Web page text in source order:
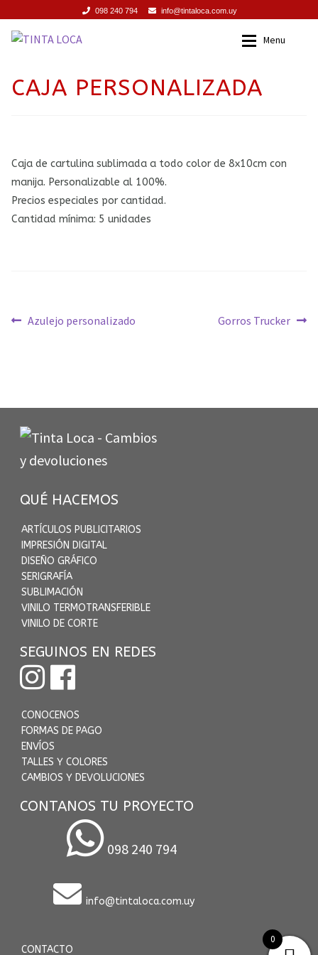
098 240 794 info@tintaloca.com.uy
Ir
navegación
Ir
Menu
INICIO
PRODUCTOS
TIENDA
CAJA PERSONALIZADA
Caja de cartulina sublimada a todo color de 8x10cm con
manija. Personalizable al 100%.
Precios especiales por cantidad.
Cantidad mínima: 5 unidades
Navegación
Anterior:
Azulejo personalizado Siguiente:
Gorros Trucker
QUÉ HACEMOS
ARTÍCULOS PUBLICITARIOS
IMPRESIÓN DIGITAL
DISEÑO GRÁFICO
SERIGRAFÍA
SUBLIMACIÓN
VINILO TERMOTRANSFERIBLE
VINILO DE CORTE
SEGUINOS EN REDES
CONOCENOS
FORMAS DE PAGO
ENVÍOS
TALLES Y COLORES
CAMBIOS Y DEVOLUCIONES
CONTANOS TU PROYECTO
098 240 794
info@tintaloca.com.uy
CONTACTO
0